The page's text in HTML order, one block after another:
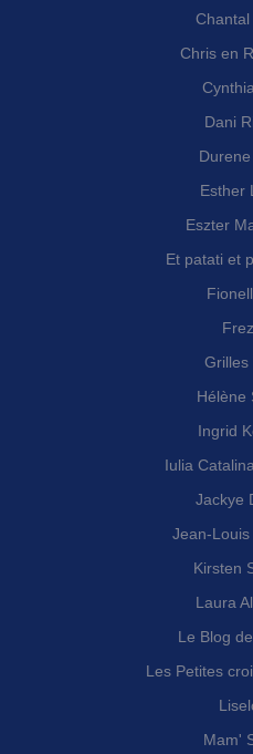
Chris en
Dani
Esther
Eszter
Et patati et
Grilles
Hélène
Ingrid
Iulia
Jackye
Jean-
Kirsten
Laura
Le Blog
Les Petites
Mam'